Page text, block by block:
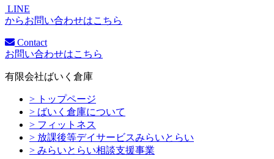
LINE
からお問い合わせはこちら
Contact
お問い合わせはこちら
有限会社ばいく倉庫
> トップページ
> ばいく倉庫について
> フィットネス
> 放課後等デイサービスみらいとらい
> みらいとらい相談支援事業